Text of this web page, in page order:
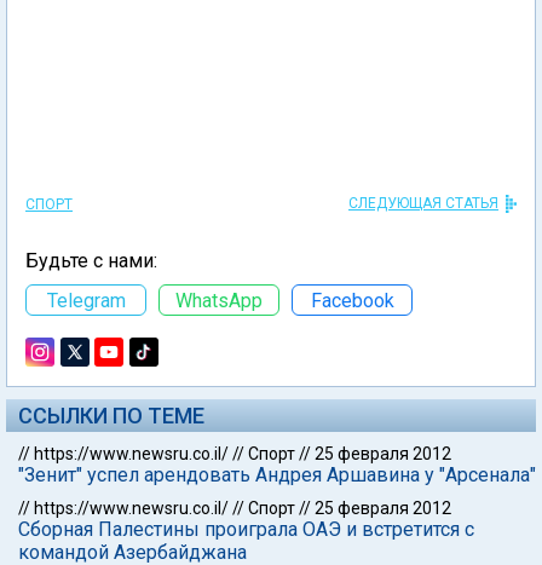
СПОРТ СЛЕДУЮЩАЯ СТАТЬЯ
Будьте с нами:
Telegram
WhatsApp Facebook
ССЫЛКИ ПО ТЕМЕ
// https://www.newsru.co.il///Спорт//25 февраля 2012
"Зенит" успел арендовать Андрея Аршавина у "Арсенала"
// https://www.newsru.co.il///Спорт//25 февраля 2012
Сборная Палестины проиграла ОАЭ и встретится с
командой Азербайджана